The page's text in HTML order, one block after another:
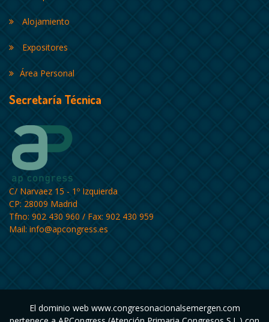
Alojamiento
Expositores
Área Personal
Secretaría Técnica
C/ Narvaez 15 - 1º Izquierda
CP: 28009 Madrid
Tfno: 902 430 960 / Fax: 902 430 959
Mail: info@apcongress.es
El dominio web www.congresonacionalsemergen.com